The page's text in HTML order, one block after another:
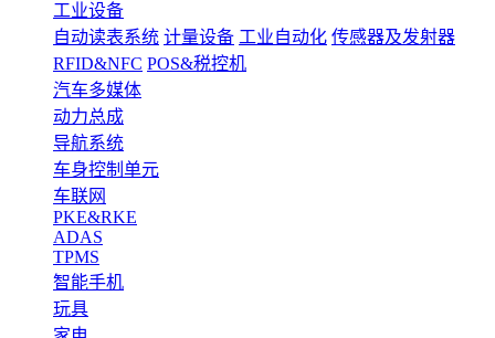
工业设备
自动读表系统 计量设备 工业自动化 传感器及发射器
RFID&NFC POS&税控机
汽车多媒体
动力总成
导航系统
车身控制单元
车联网
PKE&RKE
ADAS
TPMS
智能手机
玩具